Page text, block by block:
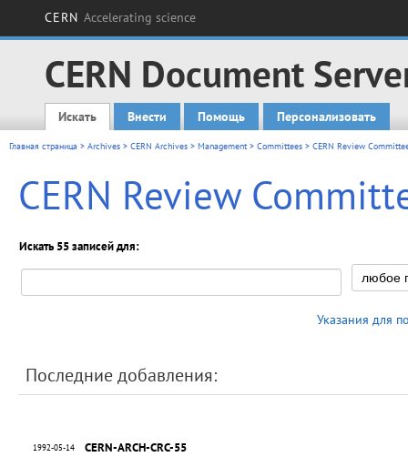
CERN Accelerating science
CERN Document
Main menu
Искать Внести Помощь Персонализовать
Главная страница > Archives > CERN Archives > Management> Committees > CERN Review
CERN Review
Искать 55 записей для:
Указания для
Последние добавления:
1992-05-14
CERN-ARCH-CRC-55